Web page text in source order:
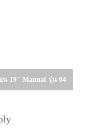
19″ Manual รุ่น 04